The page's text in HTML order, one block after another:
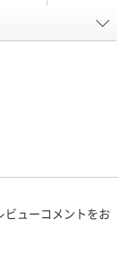
ビューコメントをお